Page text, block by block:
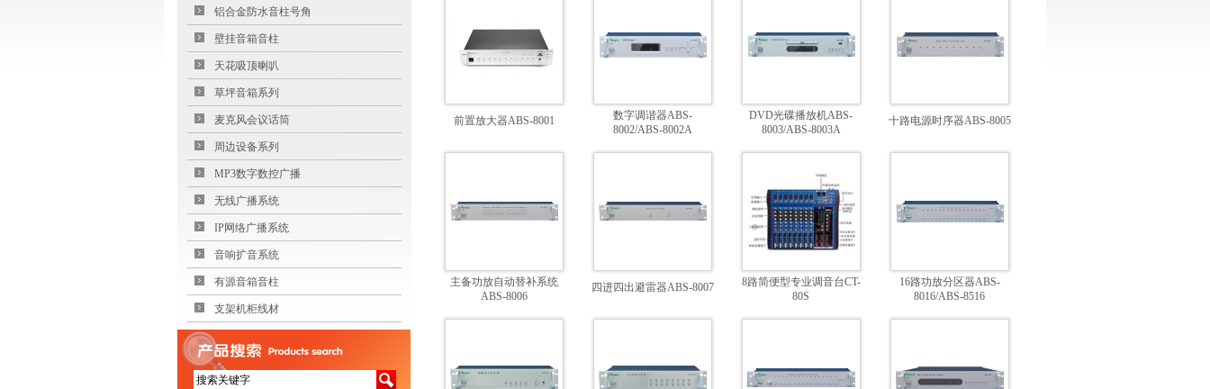
铝合金防水音柱号角
壁挂音箱音柱
天花吸顶喇叭
草坪音箱系列
麦克风会议话筒
周边设备系列
MP3数字数控广播
无线广播系统
IP网络广播系统
音响扩音系统
有源音箱音柱
支架机柜线材
前置放大器ABS-8001
数字调谐器ABS-
8002/ABS-8002A
DVD光碟播放机ABS-
8003/ABS-8003A
十路电源时序器ABS-8005
主备功放自动替补系统
ABS-8006
四进四出避雷器ABS-8007
8路简便型专业调音台CT-
80S
16路功放分区器ABS-
8016/ABS-8516